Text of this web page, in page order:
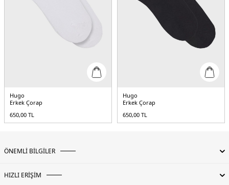
Hugo
Erkek Çorap
650,00 TL
Hugo
Erkek Çorap
650,00 TL
ÖNEMLİ BİLGİLER
HIZLI ERİŞİM